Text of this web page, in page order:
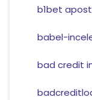
b1bet
babel-
bad credit